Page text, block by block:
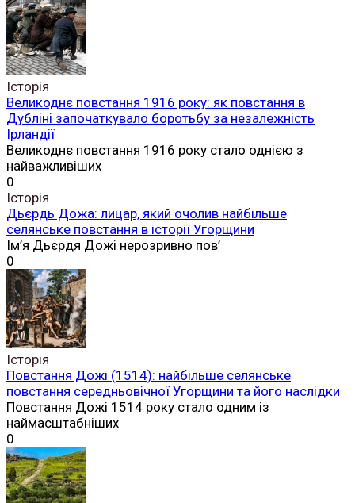
Історія
Великоднє повстання 1916 року: як повстання в
Дубліні започаткувало боротьбу за незалежність
Ірландії
Великоднє повстання 1916 року стало однією з
найважливіших
0
Історія
Дьєрдь Дожа: лицар, який очолив найбільше
селянське повстання в історії Угорщини
Ім’я Дьєрдя Дожі нерозривно пов’
0
Історія
Повстання Дожі (1514): найбільше селянське
повстання середньовічної Угорщини та його наслідки
Повстання Дожі 1514 року стало одним із
наймасштабніших
0